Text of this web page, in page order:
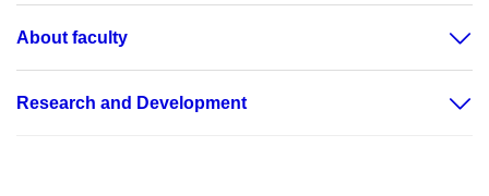
About faculty
Research and Development